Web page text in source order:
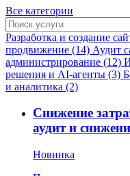
Все категории
Разработка и создание
продвижение (14) Аудит
администрирование (12)
решения и AI-агенты (3)
и аналитика (2)
Снижение
аудит и
Новинка